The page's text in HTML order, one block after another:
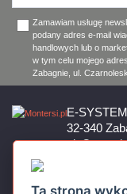
Zamawiam usługę
podany adres e-mail
handlowych lub o
w tym celu mojego
Zabagnie, ul.
E-
32-340
ul.
Ta strona